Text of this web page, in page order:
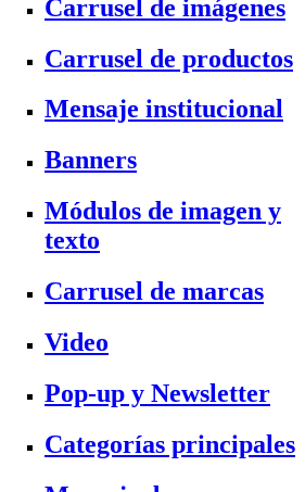
Carrusel de imágenes
Carrusel de productos
Mensaje institucional
Banners
Módulos de imagen y
texto
Carrusel de marcas
Video
Pop-up y Newsletter
Categorías principales